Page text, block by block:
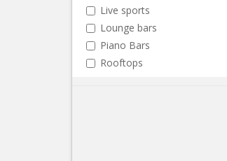
Live sports
Lounge bars
Piano Bars
Rooftops